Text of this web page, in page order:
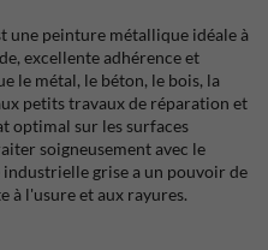
une peinture métallique idéale à
excellente adhérence et
le métal, le béton, le bois, la
petits travaux de réparation et
optimal sur les surfaces
soigneusement avec le
grise a un pouvoir de
à l'usure et aux rayures.